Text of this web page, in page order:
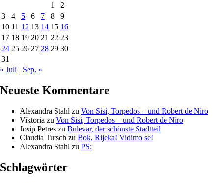
1
2
3
4 5 6 7 8
9
10 11 12 13 14 15 16
17 18 19 20 21 22 23
24 25 26 27 28 29 30
31
« Juli
Sep. »
Neueste Kommentare
Alexandra Stahl zu Von Sisi, Torpedos – und Robert de Niro
Viktoria zu Von Sisi, Torpedos – und Robert de Niro
Josip Petres zu Bulevar, der schönste Stadtteil
Claudia Tutsch zu Bok, Rijeka! Vidimo se!
Alexandra Stahl zu PS:
Schlagwörter